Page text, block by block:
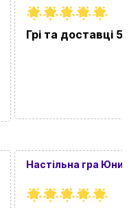
Грі та доставці 5
Настільна гра